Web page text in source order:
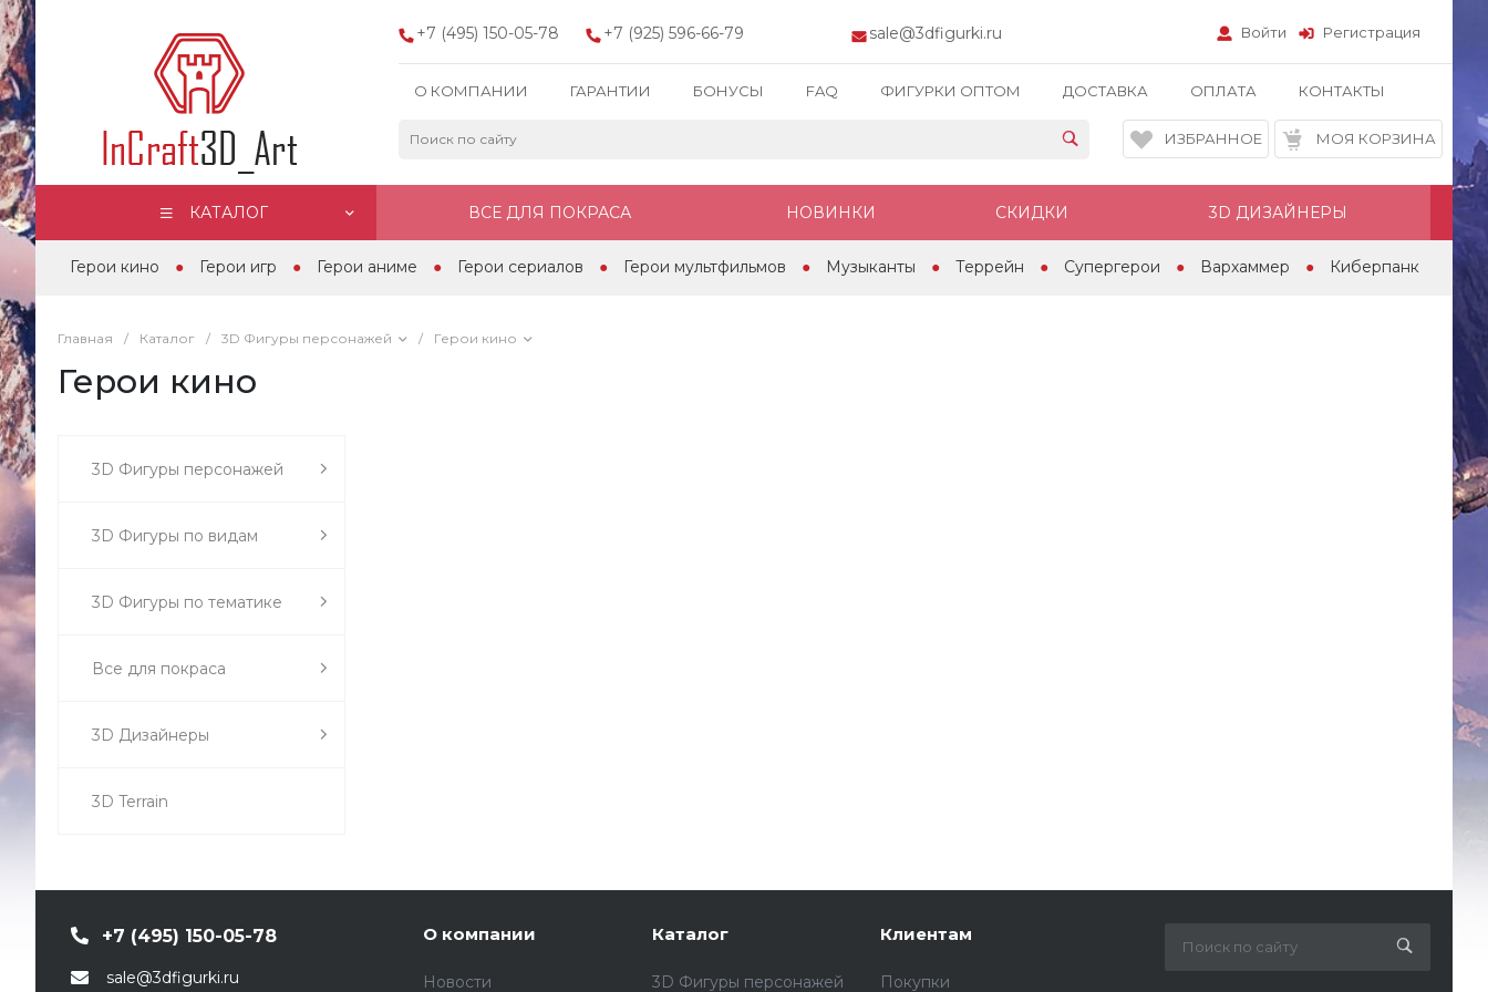
+7 (495) 150-05-78 +7 (925) 596-66-79 sale@3dfigurki.ru Войти Регистрация
О КОМПАНИИ ГАРАНТИИ БОНУСЫ FAQ ФИГУРКИ ОПТОМ ДОСТАВКА ОПЛАТА КОНТАКТЫ
ИЗБРАННОЕ МОЯ КОРЗИНА
КАТАЛОГ ВСЕ ДЛЯ ПОКРАСА НОВИНКИ СКИДКИ 3D ДИЗАЙНЕРЫ
Герои кино Герои игр Герои аниме Герои сериалов Герои мультфильмов Музыканты Террейн Супергерои Вархаммер Киберпанк
Главная / Каталог / 3D Фигуры персонажей / Герои кино
Герои кино
3D Фигуры персонажей
3D Фигуры по видам
3D Фигуры по тематике
Все для покраса
3D Дизайнеры
3D Terrain
+7 (495) 150-05-78
sale@3dfigurki.ru
О компании
Новости
Каталог
3D Фигуры персонажей
Клиентам
Покупки